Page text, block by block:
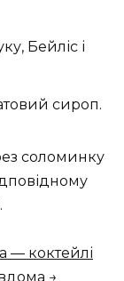
Бейліс і
сироп.
соломинку
— коктейлі
→